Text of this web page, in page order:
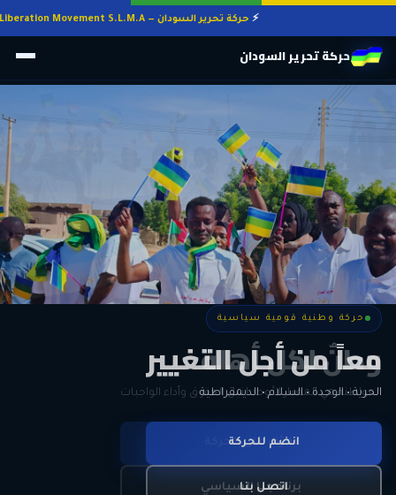
حركة تحرير السودان — Sudan Liberation Movement S.L.M.A
حركة تحرير السودان
حركة وطنية قومية سياسية
وطنٌ لكل أهله
المواطنة هي المعيار الأوحد لنيل الحقوق وأداء الواجبات
تعرّف على الحركة
برنامجنا السياسي
حركة وطنية قومية سياسية
معاً من أجل التغيير
الحرية • الوحدة • السلام • الديمقراطية
انضم للحركة
اتصل بنا